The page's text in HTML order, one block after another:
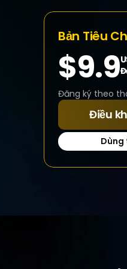
Bản Tiêu
$9.9
Đăng ký theo
Điều